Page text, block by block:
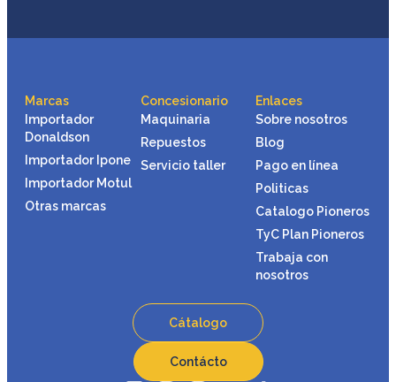
Marcas
Importador
Donaldson
Importador Ipone
Importador Motul
Otras marcas
Concesionario
Maquinaria
Repuestos
Servicio taller
Enlaces
Sobre nosotros
Blog
Pago en línea
Politicas
Catalogo Pioneros
TyC Plan Pioneros
Trabaja con
nosotros
Cátalogo
Contácto